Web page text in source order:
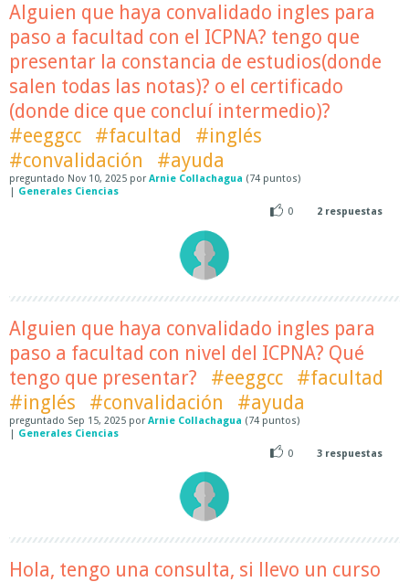
Alguien que haya convalidado ingles para
paso a facultad con el ICPNA? tengo que
presentar la constancia de estudios(donde
salen todas las notas)? o el certificado
(donde dice que concluí intermedio)?
#eeggcc
#facultad
#inglés
#convalidación
#ayuda
preguntado Nov 10, 2025 por Arnie Collachagua (74 puntos)
| Generales Ciencias
0
2 respuestas
Alguien que haya convalidado ingles para
paso a facultad con nivel del ICPNA? Qué
tengo que presentar?
#eeggcc
#facultad
#inglés
#convalidación #ayuda
preguntado Sep 15, 2025 por Arnie Collachagua (74 puntos)
| Generales Ciencias
0
3 respuestas
Hola, tengo una consulta, si llevo un curso